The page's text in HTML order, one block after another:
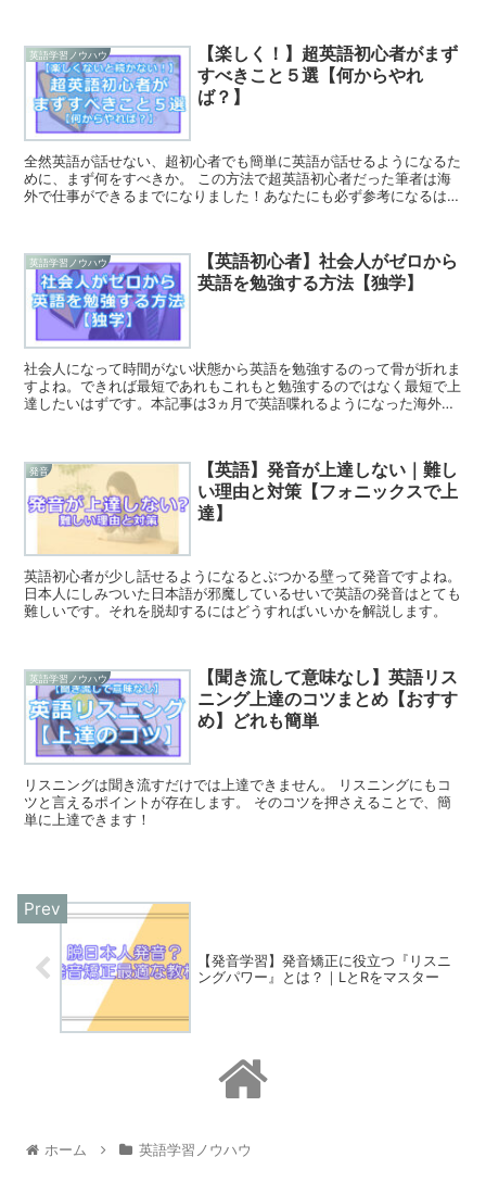
英語学習ノウハウ
【楽しく！】超英語初心者がまず
すべきこと５選【何からやれ
ば？】
全然英語が話せない、超初心者でも簡単に英語が話せるようになるた
めに、まず何をすべきか。 この方法で超英語初心者だった筆者は海
外で仕事ができるまでになりました！あなたにも必ず参考になるはず
英語学習ノウハウ
【英語初心者】社会人がゼロから
英語を勉強する方法【独学】
社会人になって時間がない状態から英語を勉強するのって骨が折れま
すよね。できれば最短であれもこれもと勉強するのではなく最短で上
達したいはずです。本記事は3ヵ月で英語喋れるようになった海外駐
発音
【英語】発音が上達しない｜難し
い理由と対策【フォニックスで上
達】
英語初心者が少し話せるようになるとぶつかる壁って発音ですよね。
日本人にしみついた日本語が邪魔しているせいで英語の発音はとても
難しいです。それを脱却するにはどうすればいいかを解説します。
英語学習ノウハウ
【聞き流して意味なし】英語リス
ニング上達のコツまとめ【おすす
め】どれも簡単
リスニングは聞き流すだけでは上達できません。 リスニングにもコ
ツと言えるポイントが存在します。 そのコツを押さえることで、簡
単に上達できます！
【発音学習】発音矯正に役立つ『リスニ
ングパワー』とは？｜LとRをマスター
ホーム 英語学習ノウハウ